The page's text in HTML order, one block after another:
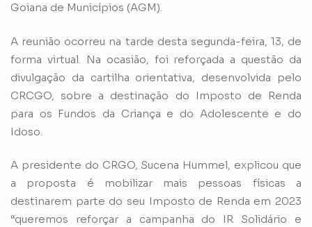
Goiana de Municípios (AGM).
A reunião ocorreu na tarde desta segunda-feira, 13, de
forma virtual. Na ocasião, foi reforçada a questão da
divulgação da cartilha orientativa, desenvolvida pelo
CRCGO, sobre a destinação do Imposto de Renda
para os Fundos da Criança e do Adolescente e do
Idoso.
A presidente do CRGO, Sucena Hummel, explicou que
a proposta é mobilizar mais pessoas físicas a
destinarem parte do seu Imposto de Renda em 2023
“queremos reforçar a campanha do IR Solidário e